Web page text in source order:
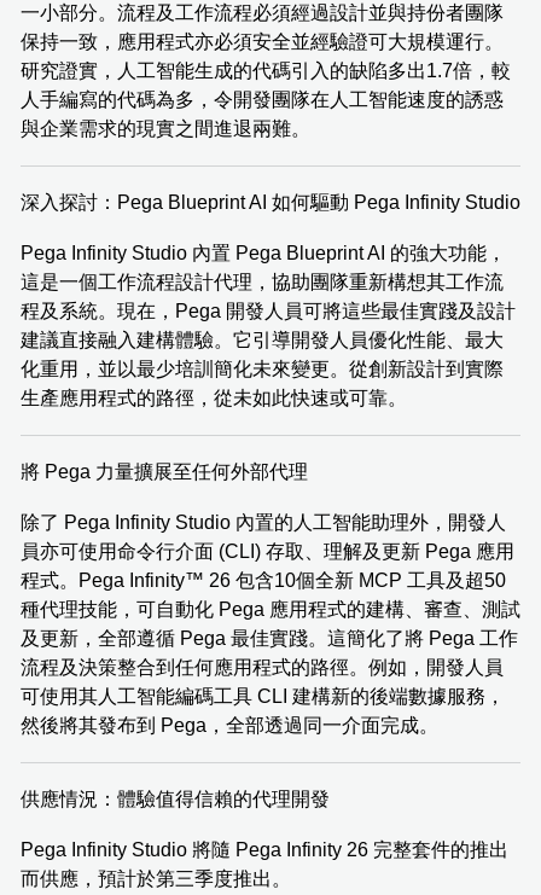
一小部分。流程及工作流程必須經過設計並與持份者團隊
保持一致，應用程式亦必須安全並經驗證可大規模運行。
研究證實，人工智能生成的代碼引入的缺陷多出1.7倍，較
人手編寫的代碼為多，令開發團隊在人工智能速度的誘惑
與企業需求的現實之間進退兩難。
深入探討：Pega Blueprint AI 如何驅動 Pega Infinity Studio
Pega Infinity Studio 內置 Pega Blueprint AI 的強大功能，
這是一個工作流程設計代理，協助團隊重新構想其工作流
程及系統。現在，Pega 開發人員可將這些最佳實踐及設計
建議直接融入建構體驗。它引導開發人員優化性能、最大
化重用，並以最少培訓簡化未來變更。從創新設計到實際
生產應用程式的路徑，從未如此快速或可靠。
將 Pega 力量擴展至任何外部代理
除了 Pega Infinity Studio 內置的人工智能助理外，開發人
員亦可使用命令行介面 (CLI) 存取、理解及更新 Pega 應用
程式。Pega Infinity™ 26 包含10個全新 MCP 工具及超50
種代理技能，可自動化 Pega 應用程式的建構、審查、測試
及更新，全部遵循 Pega 最佳實踐。這簡化了將 Pega 工作
流程及決策整合到任何應用程式的路徑。例如，開發人員
可使用其人工智能編碼工具 CLI 建構新的後端數據服務，
然後將其發布到 Pega，全部透過同一介面完成。
供應情況：體驗值得信賴的代理開發
Pega Infinity Studio 將隨 Pega Infinity 26 完整套件的推出
而供應，預計於第三季度推出。